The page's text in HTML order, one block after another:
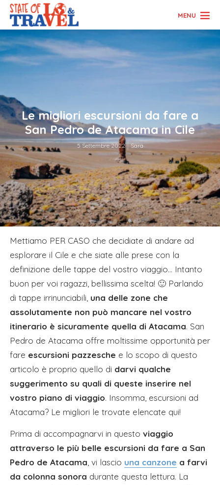
MENU
Le migliori escursioni da fare a
San Pedro de Atacama in Cile
5 Settembre 2022 Sara
Mettiamo PER CASO che decidiate di andare ad
esplorare il Cile e che siate alle prese con la
definizione delle tappe del vostro viaggio… Intanto
buon per voi ragazzi, bellissima scelta! 🙂 Parlando
di tappe irrinunciabili, una delle zone che
assolutamente non può mancare nel vostro
itinerario è sicuramente quella di Atacama. San
Pedro de Atacama offre moltissime opportunità per
fare escursioni pazzesche e lo scopo di questo
articolo è proprio quello di darvi qualche
suggerimento su quali di queste inserire nel
vostro piano di viaggio. Insomma, escursioni ad
Atacama? Le migliori le trovate elencate qui!
Prima di accompagnarvi in questo viaggio
attraverso le più belle escursioni da fare a San
Pedro de Atacama , vi lascio una canzone a farvi
da colonna sonora durante questa lettura. La